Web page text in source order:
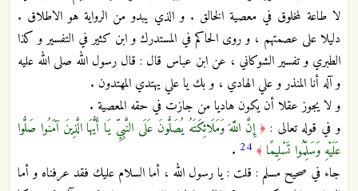
لا طاعة لمخلوق في معصية الخالق . و الذي يبدو من الرواية هو الاطلاق .
دليلا على عصمتهم ، و روى الحاكم في المستدرك و ابن كثير في التفسير و كذا
الطبري و تفسير الشوكاني ، عن ابن عباس قال : قال رسول الله صلى الله عليه
و آله أنا المنذر و علي الهادي ، و بك يا علي يهتدي المهتدون .
و لا يجوز عقلا أن يكون هاديا من جازت في حقه المعصية .
و في قوله تعالى :﴿ إِنَّ اللَّهَ وَمَلَائِكَتَهُ يُصَلُّونَ عَلَى النَّبِيِّ يَا أَيُّهَا الَّذِينَ آمَنُوا صَلُّوا
عَلَيْهِ وَسَلِّمُوا تَسْلِيمًا ﴾ 24
.
جاء في صحيح مسلم : قلت : يا رسول الله ، أما السلام عليك فقد عرفناه و أما